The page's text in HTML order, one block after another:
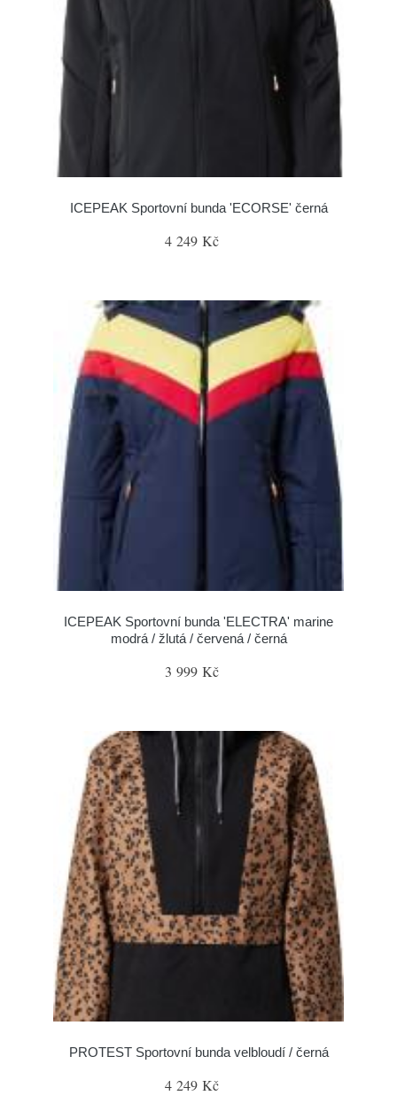
ICEPEAK Sportovní bunda 'ECORSE' černá
4 249 Kč
ICEPEAK Sportovní bunda 'ELECTRA' marine
modrá / žlutá / červená / černá
3 999 Kč
PROTEST Sportovní bunda velbloudí / černá
4 249 Kč